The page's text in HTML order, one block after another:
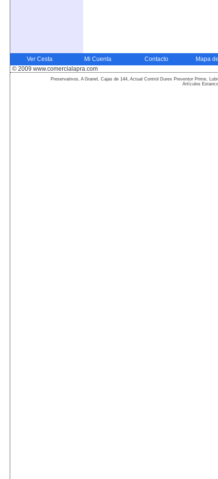
Ver Cesta Mi Cuenta Contacto
Mapa
© 2009 www.comercialapra.com
Preservativos, A Granel, Cajas de 144, Actual Control Durex Preventor Prime,
Artículos